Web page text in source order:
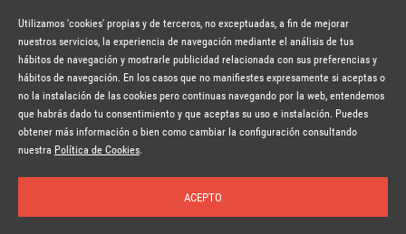
Inicio Temas Autores Nosotros Buscar Suscríbete
Suscríbete a la newsletter
© Copyright Lavinia 2026 –www.lavinia.tc
Nota Legal
Contacto Política de privacidad
Condiciones de uso
Utilizamos 'cookies' propias y de terceros, no exceptuadas, a fin de mejorar
nuestros servicios, la experiencia de navegación mediante el análisis de tus
hábitos de navegación y mostrarle publicidad relacionada con sus preferencias y
hábitos de navegación. En los casos que no manifiestes expresamente si aceptas o
no la instalación de las cookies pero continuas navegando por la web, entendemos
que habrás dado tu consentimiento y que aceptas su uso e instalación. Puedes
obtener más información o bien como cambiar la configuración consultando
nuestra Política de Cookies.
ACEPTO